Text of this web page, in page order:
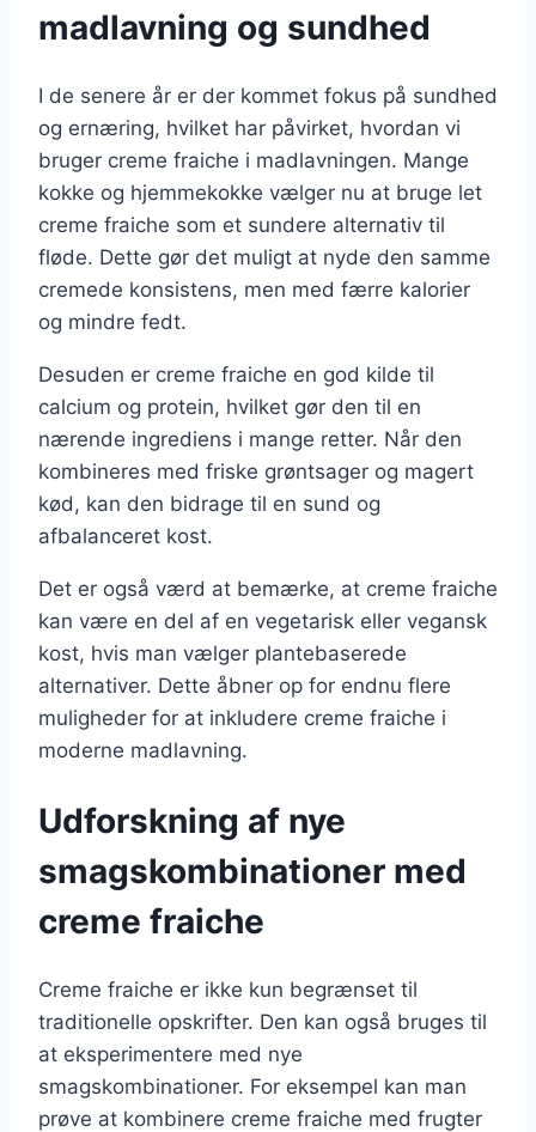
madlavning og sundhed
I de senere år er der kommet fokus på sundhed
og ernæring, hvilket har påvirket, hvordan vi
bruger creme fraiche i madlavningen. Mange
kokke og hjemmekokke vælger nu at bruge let
creme fraiche som et sundere alternativ til
fløde. Dette gør det muligt at nyde den samme
cremede konsistens, men med færre kalorier
og mindre fedt.
Desuden er creme fraiche en god kilde til
calcium og protein, hvilket gør den til en
nærende ingrediens i mange retter. Når den
kombineres med friske grøntsager og magert
kød, kan den bidrage til en sund og
afbalanceret kost.
Det er også værd at bemærke, at creme fraiche
kan være en del af en vegetarisk eller vegansk
kost, hvis man vælger plantebaserede
alternativer. Dette åbner op for endnu flere
muligheder for at inkludere creme fraiche i
moderne madlavning.
Udforskning af nye
smagskombinationer med
creme fraiche
Creme fraiche er ikke kun begrænset til
traditionelle opskrifter. Den kan også bruges til
at eksperimentere med nye
smagskombinationer. For eksempel kan man
prøve at kombinere creme fraiche med frugter